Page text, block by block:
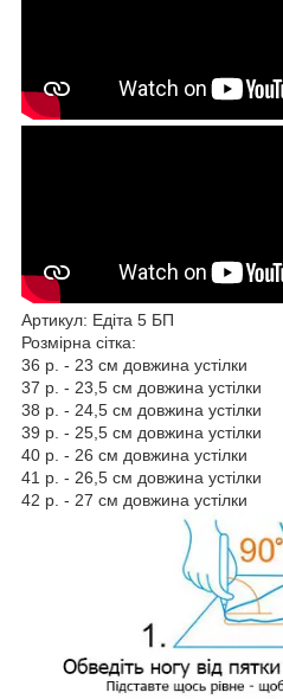
Артикул: Едіта 5 БП
Розмірна сітка:
36 р. - 23 см довжина устілки
37 р. - 23,5 см довжина устілки
38 р. - 24,5 см довжина устілки
39 р. - 25,5 см довжина устілки
40 р. - 26 см довжина устілки
41 р. - 26,5 см довжина устілки
42 р. - 27 см довжина устілки